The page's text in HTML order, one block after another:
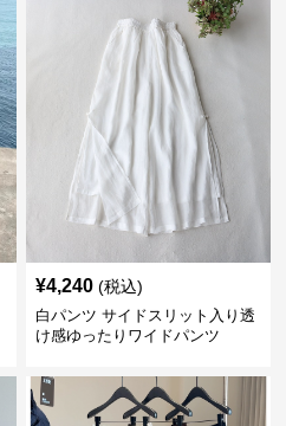
¥4,240 (税込)
白パンツ サイドスリット入り透
け感ゆったりワイドパンツ